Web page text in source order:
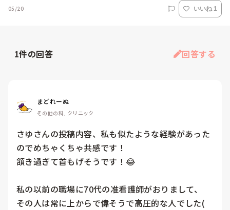
05/20 いいね 1
1件の回答 回答する
まどれーぬ
その他の科, クリニック
さゆさんの投稿内容、私も似たような経験があった
のでめちゃくちゃ共感です！
頷き過ぎて首もげそうです！😂
私の以前の職場に70代の准看護師がおりまして、
その人は常に上からで偉そうで高圧的な人でした(